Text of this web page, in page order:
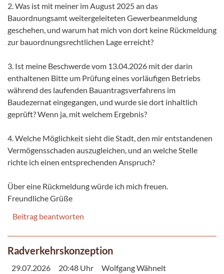
2. Was ist mit meiner im August 2025 an das
Bauordnungsamt weitergeleiteten Gewerbeanmeldung
geschehen, und warum hat mich von dort keine Rückmeldung
zur bauordnungsrechtlichen Lage erreicht?
3. Ist meine Beschwerde vom 13.04.2026 mit der darin
enthaltenen Bitte um Prüfung eines vorläufigen Betriebs
während des laufenden Bauantragsverfahrens im
Baudezernat eingegangen, und wurde sie dort inhaltlich
geprüft? Wenn ja, mit welchem Ergebnis?
4. Welche Möglichkeit sieht die Stadt, den mir entstandenen
Vermögensschaden auszugleichen, und an welche Stelle
richte ich einen entsprechenden Anspruch?
Über eine Rückmeldung würde ich mich freuen.
Freundliche Grüße
Beitrag beantworten
Radverkehrskonzeption
29.07.2026 20:48 Uhr Wolfgang Wähnelt